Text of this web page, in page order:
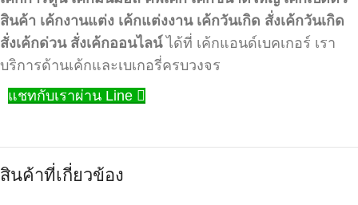
สินค้า เค้กงานแต่ง เค้กแต่งงาน เค้กวันเกิด สั่งเค้กวันเกิด
สั่งเค้กด่วน สั่งเค้กออนไลน์ได้ที่ เค้กแอนด์เบคเกอร์ เรา
บริการด้านเค้กและเบเกอรี่ครบวงจร
แชทกับเราผ่าน Line
สินค้าที่เกี่ยวข้อง